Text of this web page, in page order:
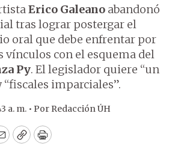
Erico Galeano abandonó
tras lograr postergar el
oral que debe enfrentar por
vínculos con el esquema del
Py. El legislador quiere “un
imparciales”.
a. m. • Por Redacción ÚH
EmailCopyPrint